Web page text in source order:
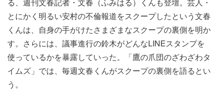
る、週刊文春記者・文春（ふみはる）くんも登壇。芸人・
とにかく明るい安村の不倫報道をスクープしたという文春
くんは、自身の手がけたさまざまなスクープの裏側を明か
す。さらには、議事進行の鈴木がどんなLINEスタンプを
使っているかを暴露していった。「鷹の爪団のざわざわタ
イムズ」では、毎週文春くんがスクープの裏側を語るとい
う。